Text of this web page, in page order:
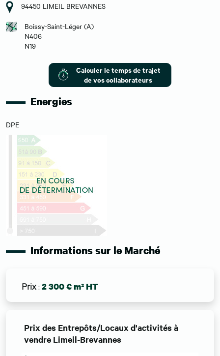
94450 LIMEIL BREVANNES
Boissy-Saint-Léger (A)
N406
N19
Calculer le temps de trajet
de vos collaborateurs
Energies
DPE
Informations sur le Marché
Prix: 2 300 € m² HT
Prix des Entrepôts/Locaux d'activités à
vendre Limeil-Brevannes